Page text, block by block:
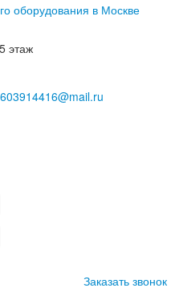
этаж
3914416@mail.ru
Заказать звонок